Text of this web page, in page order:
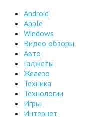
Android
Apple
Windows
Видео обзоры
Авто
Гаджеты
Железо
Техника
Технологии
Игры
Интернет